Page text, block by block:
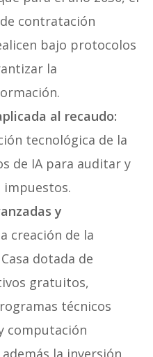
contratación
bajo protocolos
la
al recaudo:
tecnológica de la
de IA para auditar y
impuestos.
y
creación de la
dotada de
gratuitos,
técnicos
computación
la inversión